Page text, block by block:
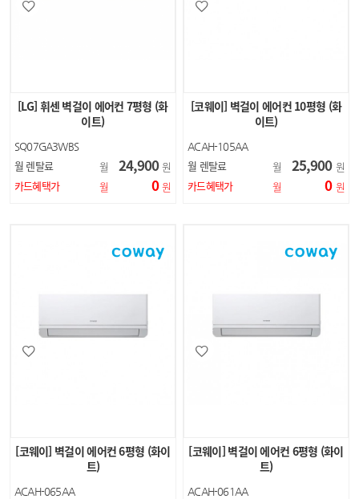
[LG] 휘센 벽걸이 에어컨 7평형 (화
이트)
SQ07GA3WBS
월 렌탈료 월 24,900 원
카드혜택가
월 0 원
[코웨이] 벽걸이 에어컨 10평형 (화
이트)
ACAH-105AA
월 렌탈료 월 25,900 원
카드혜택가
월 0 원
[코웨이] 벽걸이 에어컨 6평형 (화이
트)
ACAH-065AA
[코웨이] 벽걸이 에어컨 6평형 (화이
트)
ACAH-061AA